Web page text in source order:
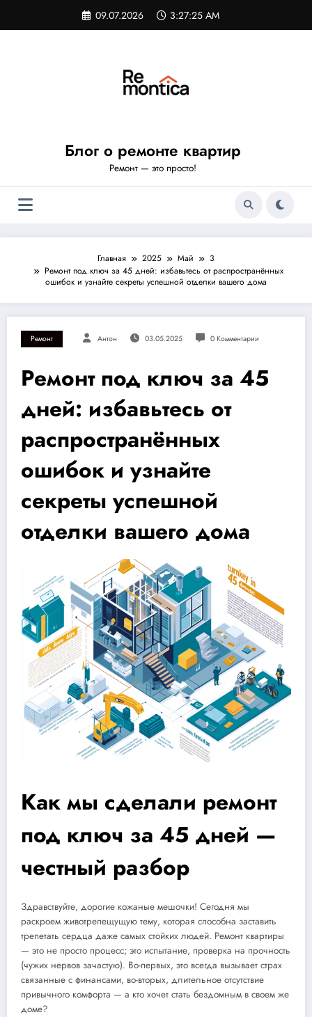
содержимому
09.07.2026 3:27:26 AM
Блог о ремонте квартир
Ремонт — это просто!
Главная 2025 Май
3
Ремонт под ключ за 45 дней: избавьтесь от распространённых
ошибок и узнайте секреты успешной отделки вашего дома
Ремонт Антон 03.05.2025 0 Комментарии
Ремонт под ключ за 45
дней: избавьтесь от
распространённых
ошибок и узнайте
секреты успешной
отделки вашего дома
Как мы сделали ремонт
под ключ за 45 дней —
честный разбор
Здравствуйте, дорогие кожаные мешочки! Сегодня мы
раскроем животрепещущую тему, которая способна заставить
трепетать сердца даже самых стойких людей. Ремонт квартиры
— это не просто процесс; это испытание, проверка на прочность
(чужих нервов зачастую). Во-первых, это всегда вызывает страх
связанные с финансами, во-вторых, длительное отсутствие
привычного комфорта — а кто хочет стать бездомным в своем же
доме?